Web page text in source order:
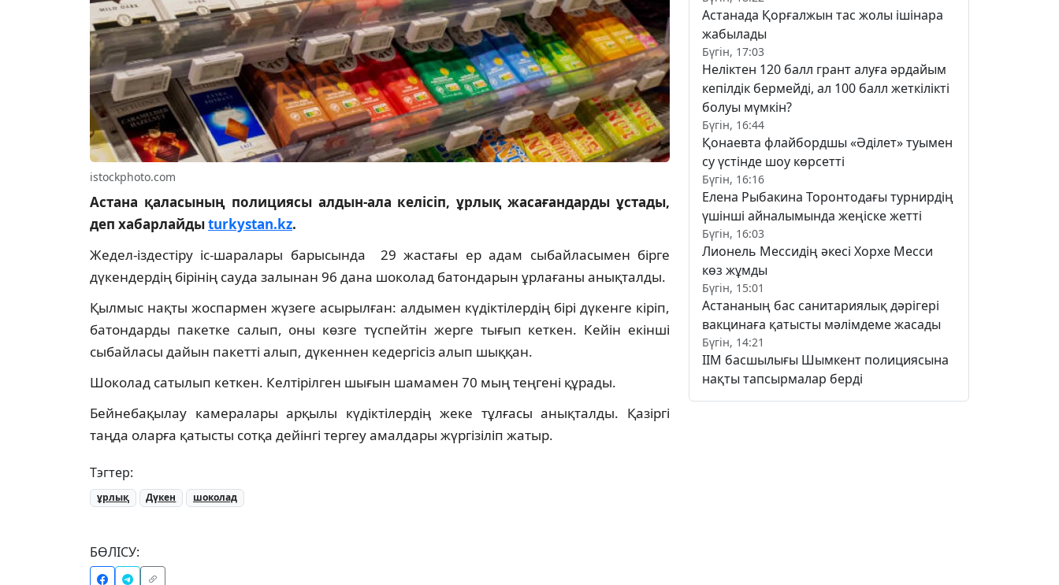
istockphoto.com
Астана қаласының полициясы алдын-ала келісіп, ұрлық жасағандарды ұстады,
деп хабарлайдыturkystan.kz.
Жедел-іздестіру іс-шаралары барысында 29 жастағы ер адам сыбайласымен бірге
дүкендердің бірінің сауда залынан 96 дана шоколад батондарын ұрлағаны анықталды.
Қылмыс нақты жоспармен жүзеге асырылған: алдымен күдіктілердің бірі дүкенге кіріп,
батондарды пакетке салып, оны көзге түспейтін жерге тығып кеткен. Кейін екінші
сыбайласы дайын пакетті алып, дүкеннен кедергісіз алып шыққан.
Шоколад сатылып кеткен. Келтірілген шығын шамамен 70 мың теңгені құрады.
Бейнебақылау камералары арқылы күдіктілердің жеке тұлғасы анықталды. Қазіргі
таңда оларға қатысты сотқа дейінгі тергеу амалдары жүргізіліп жатыр.
Тэгтер:
ұрлық Дүкен шоколад
БӨЛІСУ:
Астанада Қорғалжын тас жолы ішінара
жабылады
Бүгін, 17:03
Неліктен 120 балл грант алуға әрдайым
кепілдік бермейді, ал 100 балл жеткілікті
болуы мүмкін?
Бүгін, 16:44
Қонаевта флайбордшы «Әділет» туымен
су үстінде шоу көрсетті
Бүгін, 16:16
Елена Рыбакина Торонтодағы турнирдің
үшінші айналымында жеңіске жетті
Бүгін, 16:03
Лионель Мессидің әкесі Хорхе Месси
көз жұмды
Бүгін, 15:01
Астананың бас санитариялық дәрігері
вакцинаға қатысты мәлімдеме жасады
Бүгін, 14:21
ІІМ басшылығы Шымкент полициясына
нақты тапсырмалар берді